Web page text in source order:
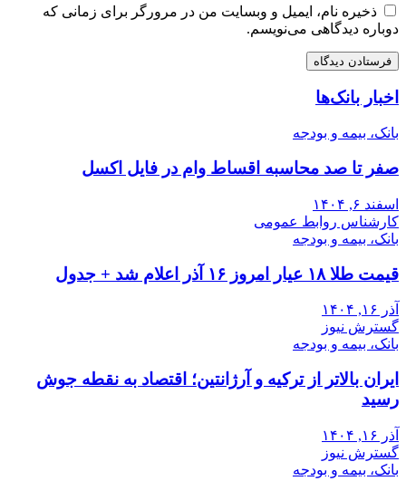
ذخیره نام، ایمیل و وبسایت من در مرورگر برای زمانی که
دوباره دیدگاهی می‌نویسم.
اخبار بانک‌ها
بانک، بیمه و بودجه
صفر تا صد محاسبه اقساط وام در فایل اکسل
اسفند ۶, ۱۴۰۴
کارشناس روابط عمومی
بانک، بیمه و بودجه
قیمت طلا ۱۸ عیار امروز ۱۶ آذر اعلام شد + جدول
آذر ۱۶, ۱۴۰۴
گسترش نیوز
بانک، بیمه و بودجه
ایران بالاتر از ترکیه و آرژانتین؛ اقتصاد به نقطه جوش
رسید
آذر ۱۶, ۱۴۰۴
گسترش نیوز
بانک، بیمه و بودجه